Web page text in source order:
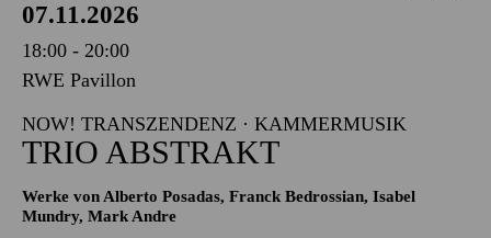
07.11.2026
18:00 - 20:00
RWE Pavillon
NOW! TRANSZENDENZ · KAMMERMUSIK
TRIO ABSTRAKT
Werke von Alberto Posadas, Franck Bedrossian, Isabel
Mundry, Mark Andre